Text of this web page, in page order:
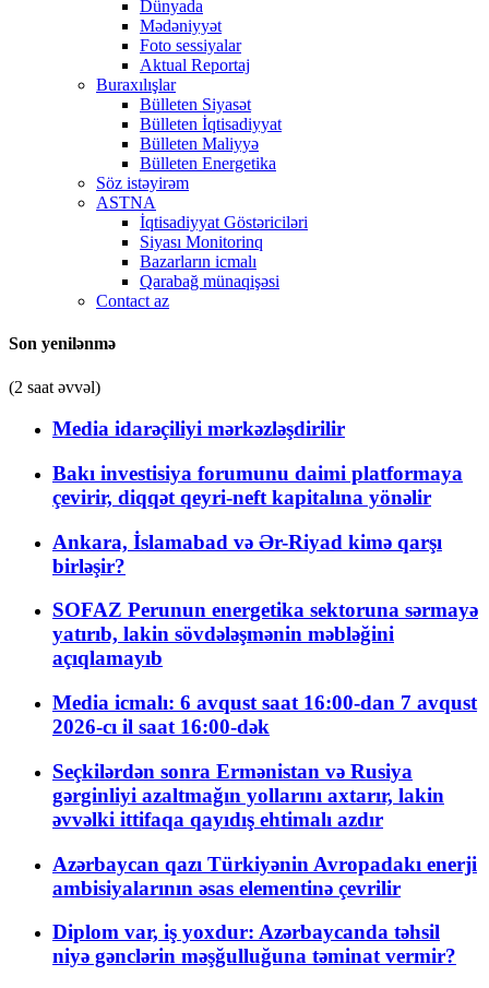
Dünyada
Mədəniyyət
Foto sessiyalar
Aktual Reportaj
Buraxılışlar
Bülleten Siyasət
Bülleten İqtisadiyyat
Bülleten Maliyyə
Bülleten Energetika
Söz istəyirəm
ASTNA
İqtisadiyyat Göstəriciləri
Siyası Monitorinq
Bazarların icmalı
Qarabağ münaqişəsi
Contact az
Son yenilənmə
(2 saat əvvəl)
Media idarəçiliyi mərkəzləşdirilir
Bakı investisiya forumunu daimi platformaya
çevirir, diqqət qeyri-neft kapitalına yönəlir
Ankara, İslamabad və Ər-Riyad kimə qarşı
birləşir?
SOFAZ Perunun energetika sektoruna sərmayə
yatırıb, lakin sövdələşmənin məbləğini
açıqlamayıb
Media icmalı: 6 avqust saat 16:00-dan 7 avqust
2026-cı il saat 16:00-dək
Seçkilərdən sonra Ermənistan və Rusiya
gərginliyi azaltmağın yollarını axtarır, lakin
əvvəlki ittifaqa qayıdış ehtimalı azdır
Azərbaycan qazı Türkiyənin Avropadakı enerji
ambisiyalarının əsas elementinə çevrilir
Diplom var, iş yoxdur: Azərbaycanda təhsil
niyə gənclərin məşğulluğuna təminat vermir?